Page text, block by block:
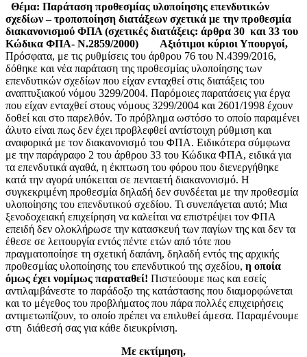
Θέμα: Παράταση προθεσμίας υλοποίησης επενδυτικών
σχεδίων – τροποποίηση διατάξεων σχετικά με την προθεσμία
διακανονισμού ΦΠΑ (σχετικές διατάξεις: άρθρα 30 και 33 του
Κώδικα ΦΠΑ- Ν.2859/2000)
Αξιότιμοι κύριοι Υπουργοί,
Πρόσφατα, με τις ρυθμίσεις του άρθρου 76 του Ν.4399/2016,
δόθηκε και νέα παράταση της προθεσμίας υλοποίησης των
επενδυτικών σχεδίων που είχαν ενταχθεί στις διατάξεις του
αναπτυξιακού νόμου 3299/2004. Παρόμοιες παρατάσεις για έργα
που είχαν ενταχθεί στους νόμους 3299/2004 και 2601/1998 έχουν
δοθεί και στο παρελθόν. Το πρόβλημα ωστόσο το οποίο παραμένει
άλυτο είναι πως δεν έχει προβλεφθεί αντίστοιχη ρύθμιση και
αναφορικά με τον διακανονισμό του ΦΠΑ. Ειδικότερα σύμφωνα
με την παράγραφο 2 του άρθρου 33 του Κώδικα ΦΠΑ, ειδικά για
τα επενδυτικά αγαθά, η έκπτωση του φόρου που διενεργήθηκε
κατά την αγορά υπόκειται σε πενταετή διακανονισμό. Η
συγκεκριμένη προθεσμία δηλαδή δεν συνδέεται με την προθεσμία
υλοποίησης του επενδυτικού σχεδίου. Τι συνεπάγεται αυτό; Μια
ξενοδοχειακή επιχείρηση να καλείται να επιστρέψει τον ΦΠΑ
επειδή δεν ολοκλήρωσε την κατασκευή των παγίων της και δεν τα
έθεσε σε λειτουργία εντός πέντε ετών από τότε που
πραγματοποίησε τη σχετική δαπάνη, δηλαδή εντός της αρχικής
προθεσμίας υλοποίησης του επενδυτικού της σχεδίου, η οποία
όμως έχει νομίμως παραταθεί! Πιστεύουμε πως και εσείς
αντιλαμβάνεστε το παράδοξο της κατάστασης που διαμορφώνεται
και το μέγεθος του προβλήματος που πάρα πολλές επιχειρήσεις
αντιμετωπίζουν, το οποίο πρέπει να επιλυθεί άμεσα. Παραμένουμε
στη διάθεσή σας για κάθε διευκρίνιση.
Με εκτίμηση,